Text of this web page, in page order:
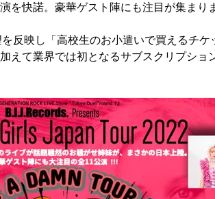
を快諾。豪華ゲスト陣にも注目が集まり
反映し「高校生のお小遣いで買えるチケ
えて業界では初となるサブスクリプショ